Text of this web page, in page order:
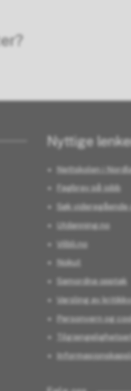
Nyttige
Nettskolen i
Fagbrev på jobb
Søk
Utdanning.no
Vilbli.no
Nokut
Samordna opptak
Varsling av
Personvern og